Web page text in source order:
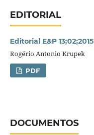
EDITORIAL
Editorial E&P 13;02;2015
Rogério Antonio Krupek
PDF
DOCUMENTOS